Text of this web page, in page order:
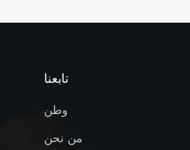
تابعنا
وطن
من نحن